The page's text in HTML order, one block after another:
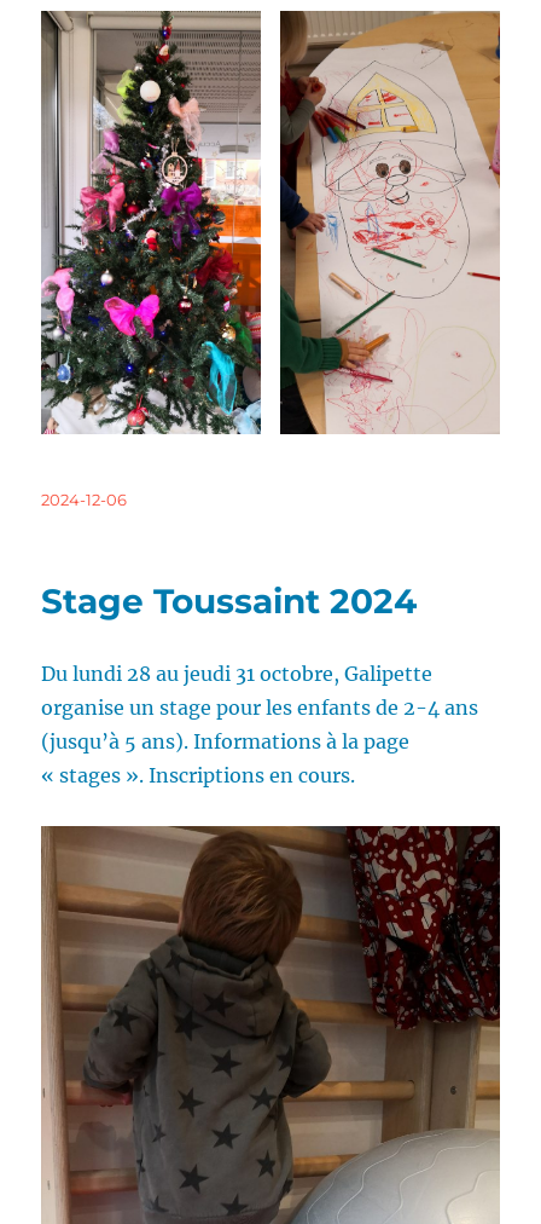
Publié
2024-12-06
Stage Toussaint 2024
Du lundi 28 au jeudi 31 octobre, Galipette
organise un stage pour les enfants de 2-4 ans
(jusqu’à 5 ans). Informations à la page
« stages ». Inscriptions en cours.